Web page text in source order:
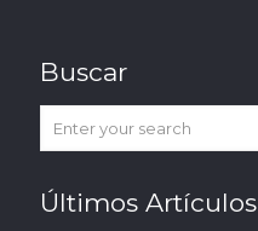
Buscar
Últimos Artículos